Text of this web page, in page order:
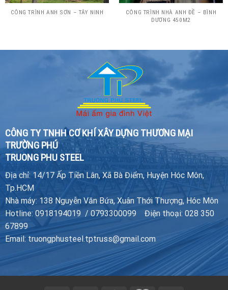
CÔNG TRÌNH ANH SƠN – TÂY NINH
CÔNG TRÌNH NHÀ ANH ĐỀ – BÌNH
DƯƠNG 450M2
CÔNG TY TNHH CƠ KHÍ XÂY DỰNG THƯƠNG MẠI
TRƯỜNG PHÚ
TRUONG PHU STEEL
Địa chỉ: 14/17 Ấp Tiền Lân, Xã Bà Điểm, Huyện Hóc Môn,
Tp.HCM
Nhà máy: 138 Nguyễn Văn Bứa, Xuân Thới Thượng, Hóc Môn
Hotline: 0918194019 / 0793300099 Điện thoại: 028 350
67899
Email: truongphusteel.tptruss@gmail.com